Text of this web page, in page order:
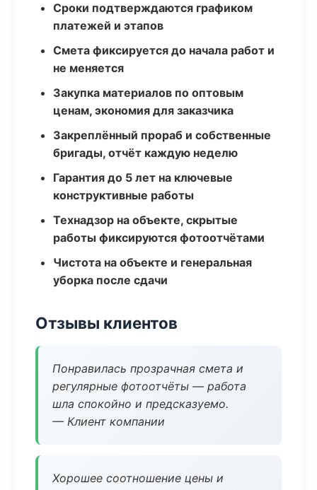
Сроки подтверждаются графиком
платежей и этапов
Смета фиксируется до начала работ и
не меняется
Закупка материалов по оптовым
ценам, экономия для заказчика
Закреплённый прораб и собственные
бригады, отчёт каждую неделю
Гарантия до 5 лет на ключевые
конструктивные работы
Технадзор на объекте, скрытые
работы фиксируются фотоотчётами
Чистота на объекте и генеральная
уборка после сдачи
Отзывы клиентов
Понравилась прозрачная смета и
регулярные фотоотчёты — работа
шла спокойно и предсказуемо.
— Клиент компании
Хорошее соотношение цены и